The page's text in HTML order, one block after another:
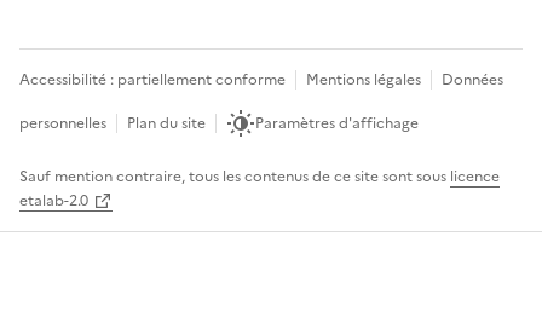
Accessibilité : partiellement conforme Mentions légales
Données
personnelles
Plan du site Paramètres d'affichage
Sauf mention contraire, tous les contenus de ce site sont sous licence
etalab-2.0